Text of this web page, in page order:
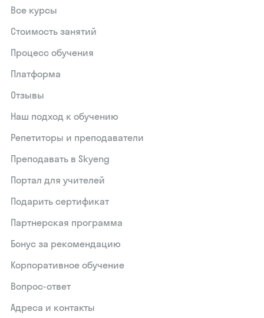
Все курсы
Стоимость занятий
Процесс обучения
Платформа
Отзывы
Наш подход к обучению
Репетиторы и преподаватели
Преподавать в Skyeng
Портал для учителей
Подарить сертификат
Партнерская программа
Бонус за рекомендацию
Корпоративное обучение
Вопрос-ответ
Адреса и контакты